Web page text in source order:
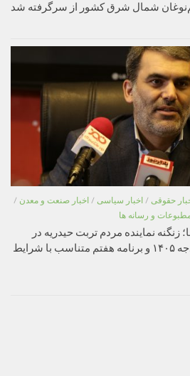
شمال شرق کشور از سرگرفته شد
حقوقی / اخبار سیاسی / اخبار صنعت و معدن /
و رسانه ها
زنگنه نماینده مردم تربت حیدریه در
مجلس شورای اسلامی : بودجه ۱۴۰۵ و برنامه هفتم متناسب با شرایط